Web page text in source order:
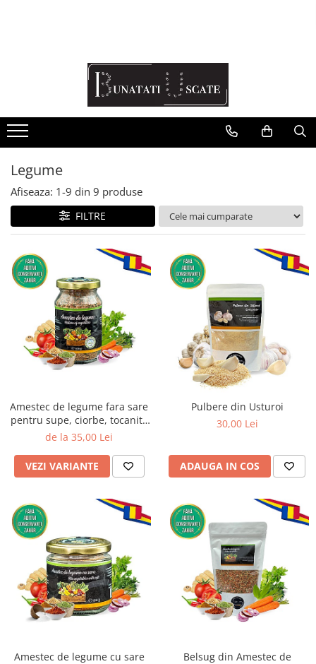
Condimente
Fructe
Pulberi
Legume
Afiseaza: 1-9 din 9 produse
FILTRE
Amestec de legume fara sare
pentru supe, ciorbe, tocanite
si mancaruri scazute
de la 35,00 Lei
VEZI VARIANTE
Pulbere din Usturoi
30,00 Lei
ADAUGA IN COS
Amestec de legume cu sare
Belsug din Amestec de